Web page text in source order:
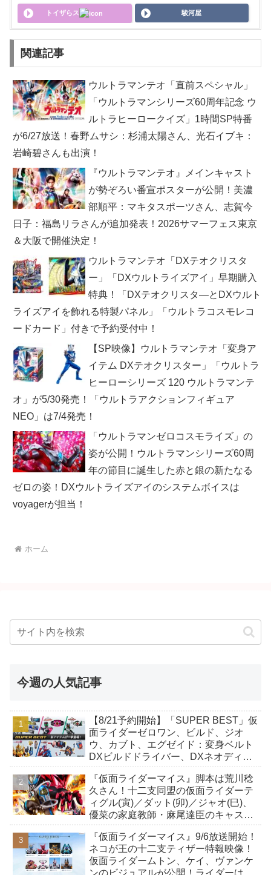
トイザらス 駿河屋
関連記事
ウルトラマンテオ「直前スペシャル」
「ウルトラマンシリーズ60周年記念 ウ
ルトラヒーロークイズ」1時間SP特番
が6/27放送！春野ムサシ：杉浦太陽さん、光石イブキ：
岩崎碧さんも出演！
『ウルトラマンテオ』メインキャスト
が勢ぞろい番宣ポスターが公開！美濃
部順平：マキタスポーツさん、志賀今
日子：福島リラさんが追加発表！2026サマーフェス東京
＆大阪で開催決定！
ウルトラマンテオ「DXテオクリスタ
ー」「DXウルトライズアイ」早期購入
特典！「DXテオクリスタ―とDXウルト
ライズアイを飾れる特製パネル」「ウルトラコスモレコ
ードカード」付きで予約受付中！
【SP映像】ウルトラマンテオ「変身ア
イテム DXテオクリスター」「ウルトラ
ヒーローシリーズ 120 ウルトラマンテ
オ」が5/30発売！「ウルトラアクションフィギュア
NEO」は7/4発売！
「ウルトラマンゼロコスモライズ」の
姿が公開！ウルトラマンシリーズ60周
年の節目に誕生した赤と銀の新たなる
ゼロの姿！DXウルトライズアイのシステムボイスは
voyagerが担当！
ホーム
今週の人気記事
【8/21予約開始】「SUPER BEST」仮
面ライダーゼロワン、ビルド、ジオ
ウ、カブト、エグゼイド：変身ベルト
DXビルドドライバー、DXネオディケ
か12点！
『仮面ライダーマイス』脚本は荒川稔
久さん！十二支同盟の仮面ライダーテ
ィグル(寅)／ダット(卯)／ジャオ(巳)、
優菜の家庭教師・麻尾達臣のキャスト
んも変身！
『仮面ライダーマイス』9/6放送開始！
ネコが王の十二支ティザー特報映像！
仮面ライダームトン、ケイ、ヴァンケ
ンのビジュアルが公開！ライダーは子